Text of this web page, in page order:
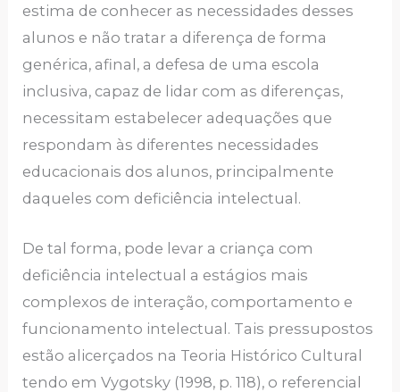
estima de conhecer as necessidades desses
alunos e não tratar a diferença de forma
genérica, afinal, a defesa de uma escola
inclusiva, capaz de lidar com as diferenças,
necessitam estabelecer adequações que
respondam às diferentes necessidades
educacionais dos alunos, principalmente
daqueles com deficiência intelectual.
De tal forma, pode levar a criança com
deficiência intelectual a estágios mais
complexos de interação, comportamento e
funcionamento intelectual. Tais pressupostos
estão alicerçados na Teoria Histórico Cultural
tendo em Vygotsky (1998, p. 118), o referencial